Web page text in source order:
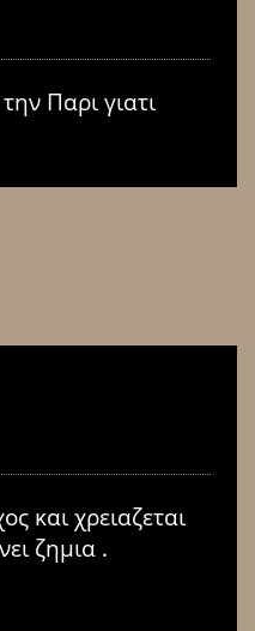
Παρι γιατι
και χρειαζεται
ζημια .